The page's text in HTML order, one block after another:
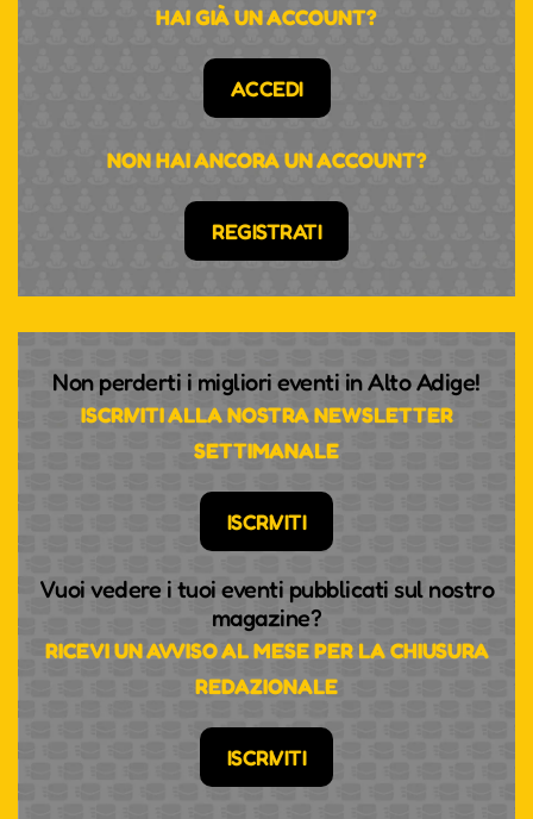
TEMPO UND RHYTHMUS,
PASSION UND PRESSING -
VIELSEITIGKEIT HAT EINEN
HAI GIÀ UN ACCOUNT?
ACCEDI
NON HAI ANCORA UN ACCOUNT?
REGISTRATI
Non perderti i migliori eventi in Alto Adige!
ISCRIVITI ALLA NOSTRA NEWSLETTER
SETTIMANALE
ISCRIVITI
Vuoi vedere i tuoi eventi pubblicati sul nostro
magazine?
RICEVI UN AVVISO AL MESE PER LA CHIUSURA
REDAZIONALE
ISCRIVITI